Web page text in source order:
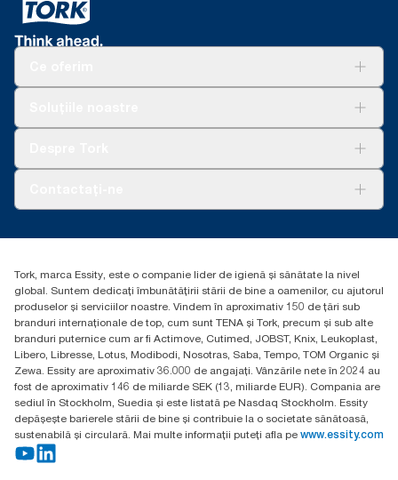
Essity Hungary Kft. Professional Hygiene
Budakeszi út 51.
Tork, marca Essity, este o companie lider de igienă și sănătate la nivel
global. Suntem dedicați îmbunătățirii stării de bine a oamenilor, cu ajutorul
produselor și serviciilor noastre. Vindem în aproximativ 150 de țări sub
branduri internaționale de top, cum sunt TENA și Tork, precum și sub alte
branduri puternice cum ar fi Actimove, Cutimed, JOBST, Knix, Leukoplast,
Libero, Libresse, Lotus, Modibodi, Nosotras, Saba, Tempo, TOM Organic și
Zewa. Essity are aproximativ 36.000 de angajați. Vânzările nete în 2024 au
fost de aproximativ 146 de miliarde SEK (13, miliarde EUR). Compania are
sediul în Stockholm, Suedia și este listată pe Nasdaq Stockholm. Essity
depășește barierele stării de bine și contribuie la o societate sănătoasă,
sustenabilă și circulară. Mai multe informații puteți afla pe www.essity.com